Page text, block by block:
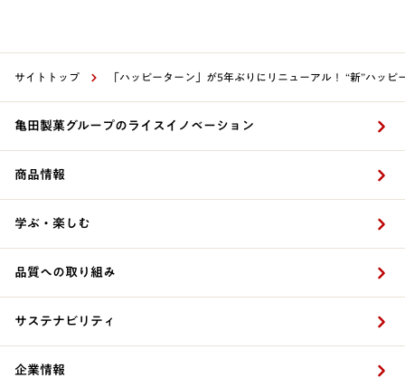
サイトトップ 「ハッピーターン」が5年ぶりにリニューアル！ “新”ハッピ
亀田製菓グループのライスイノベーション
商品情報
学ぶ・楽しむ
品質への取り組み
サステナビリティ
企業情報